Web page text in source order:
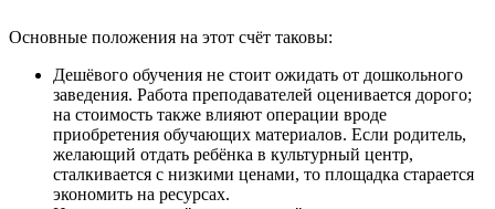
Основные положения на этот счёт таковы:
Дешёвого обучения не стоит ожидать от дошкольного
заведения. Работа преподавателей оценивается дорого;
на стоимость также влияют операции вроде
приобретения обучающих материалов. Если родитель,
желающий отдать ребёнка в культурный центр,
сталкивается с низкими ценами, то площадка старается
экономить на ресурсах.